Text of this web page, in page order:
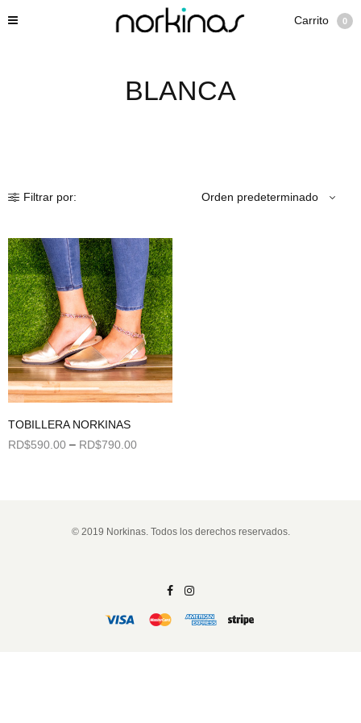
Carrito 0
BLANCA
Filtrar por:
TOBILLERA NORKINAS
RD$590.00 – RD$790.00
© 2019 Norkinas. Todos los derechos reservados.